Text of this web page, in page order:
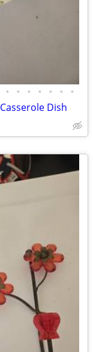
• • • • • • •
Dish